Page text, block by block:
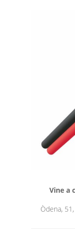
Vine a
Òdena,